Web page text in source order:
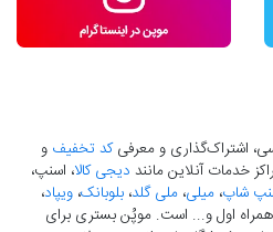
اشتراک‌گذاری و معرفیکد تخفیف و
خدمات آنلاین مانند دیجی کالا، اسنپ،
شاپ، میلی، ملی گلد، بلوبانک، ویپاد،
همراه اول و... است. موپُن بستری برای